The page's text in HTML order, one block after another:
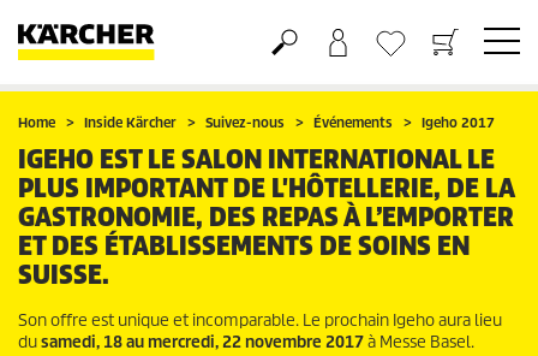
Panier
Liste d'envies
Home Inside Kärcher Suivez-nous Événements Igeho 2017
IGEHO EST LE SALON INTERNATIONAL LE
PLUS IMPORTANT DE L'HÔTELLERIE, DE LA
GASTRONOMIE, DES REPAS À L’EMPORTER
ET DES ÉTABLISSEMENTS DE SOINS EN
SUISSE.
Son offre est unique et incomparable. Le prochain Igeho aura lieu
dusamedi, 18 au mercredi, 22 novembre 2017à Messe Basel.